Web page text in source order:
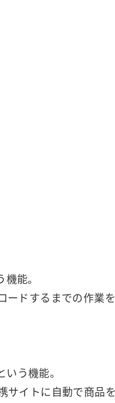
機能。
ードするまでの作業を
いう機能。
サイトに自動で商品